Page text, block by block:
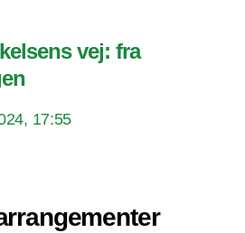
vej: fra
17:55